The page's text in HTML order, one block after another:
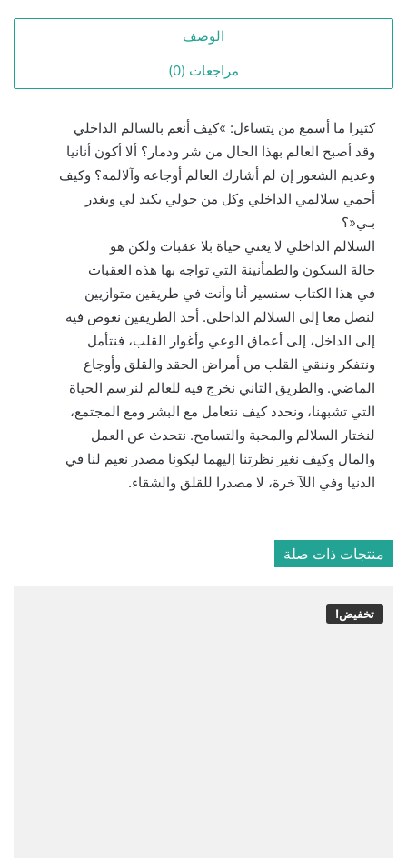
الوصف
مراجعات (0)
كثيرا ما أسمع من يتساءل: »كيف أنعم بالسالم الداخلي
وقد أصبح العالم بهذا الحال من شر ودمار؟ ألا أكون أنانيا
وعديم الشعور إن لم أشارك العالم أوجاعه وآلالمه؟ وكيف
أحمي سلالمي الداخلي وكل من حولي يكيد لي ويغدر
بـي«؟
السلالم الداخلي لا يعني حياة بلا عقبات ولكن هو
حالة السكون والطمأنينة التي تواجه بها هذه العقبات
في هذا الكتاب سنسير أنا وأنت في طريقين متوازيين
لنصل معا إلى السلالم الداخلي. أحد الطريقين نغوص فيه
إلى الداخل، إلى أعماق الوعي وأغوار القلب، فنتأمل
ونتفكر وننقي القلب من أمراض الحقد والقلق وأوجاع
الماضي. والطريق الثاني نخرج فيه للعالم لنرسم الحياة
التي تشبهنا، ونحدد كيف نتعامل مع البشر ومع المجتمع،
لنختار السلالم والمحبة والتسامح. نتحدث عن العمل
والمال وكيف نغير نظرتنا إليهما ليكونا مصدر نعيم لنا في
الدنيا وفي اللآ خرة، لا مصدرا للقلق والشقاء.
منتجات ذات صلة
تخفيض!